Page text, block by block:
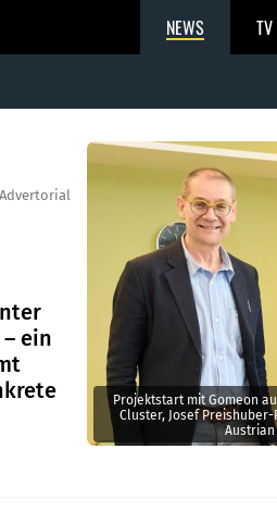
NEWS TV
Projektstart mit Gomeon
Cluster, Josef Preishuber-
Austrian
Advertorial
ein